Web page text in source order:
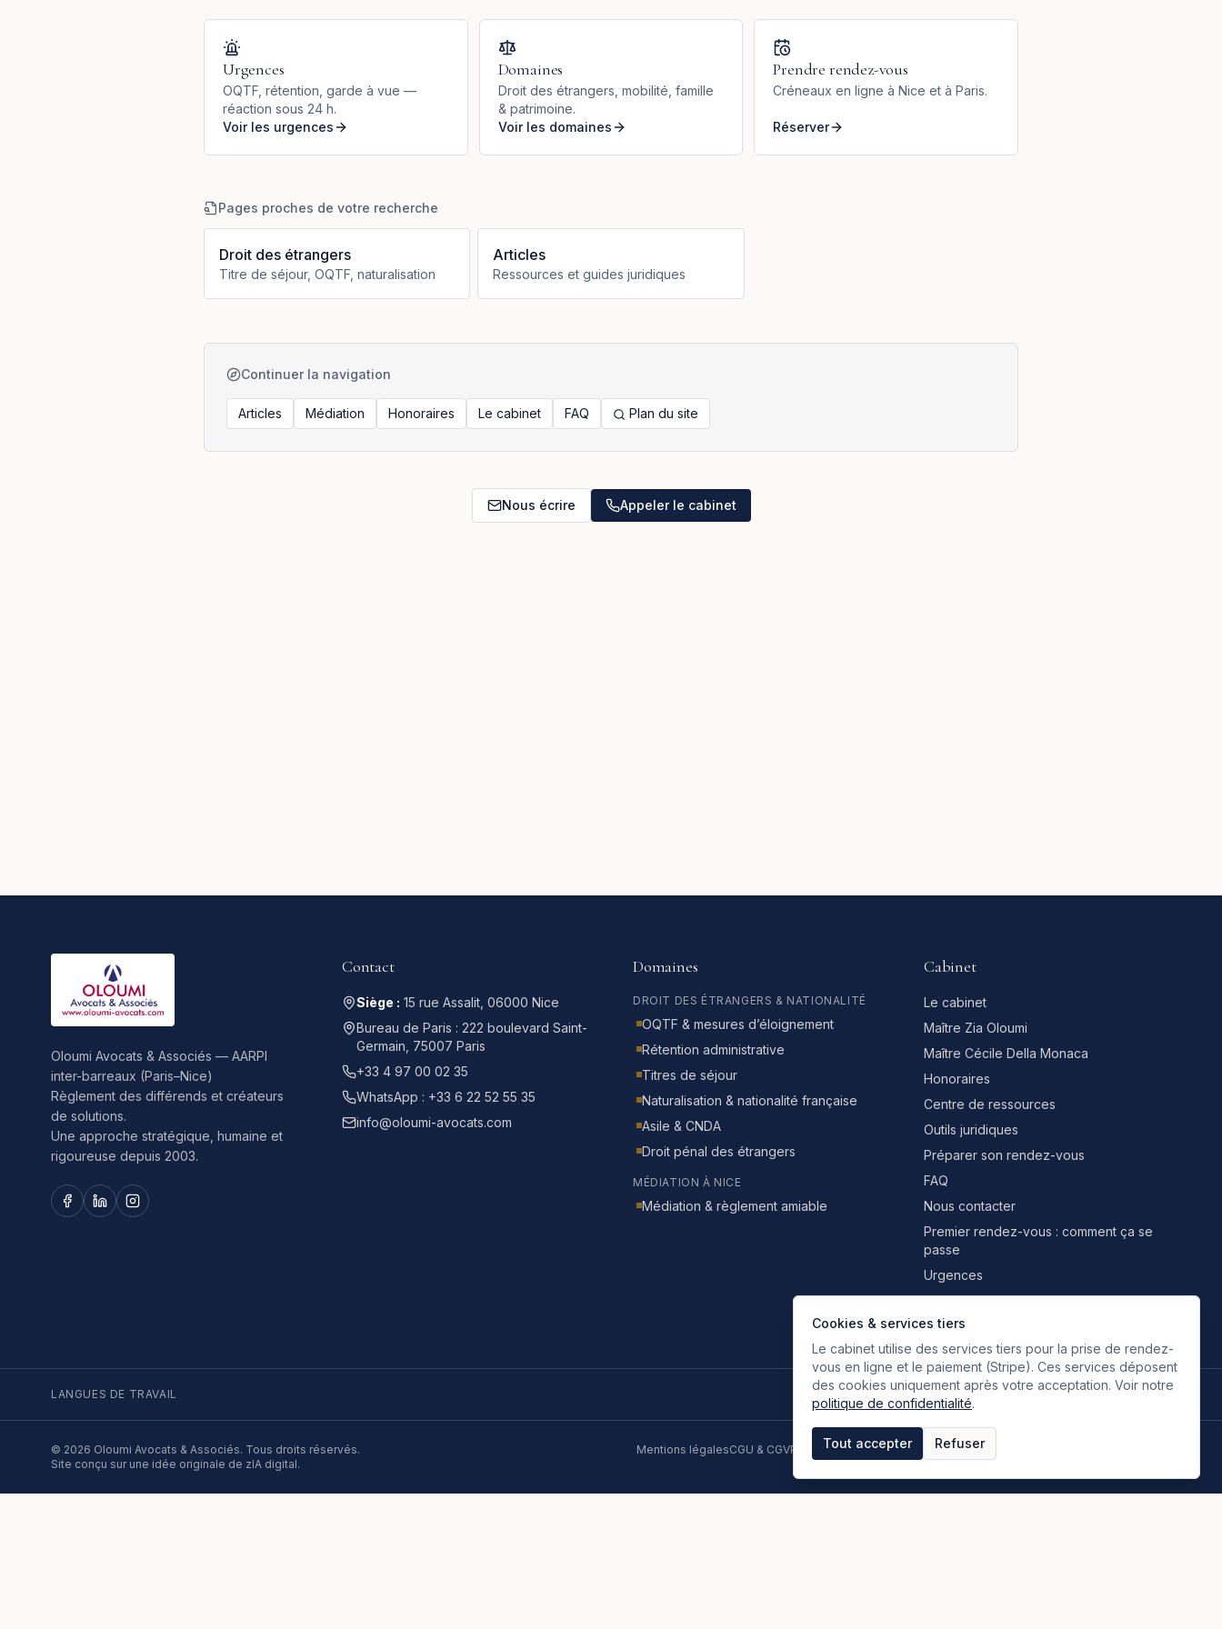
Cookies & services tiers
Le cabinet utilise des services tiers pour la prise de rendez-
vous en ligne et le paiement (Stripe). Ces services déposent
des cookies uniquement après votre acceptation. Voir notre
politique de confidentialité.
Tout accepter Refuser
Urgences
OQTF, rétention, garde à vue —
réaction sous 24 h.
Voir les urgences
Domaines
Droit des étrangers, mobilité, famille
& patrimoine.
Voir les domaines
Prendre rendez-vous
Créneaux en ligne à Nice et à Paris.
Réserver
Pages proches de votre recherche
Droit des étrangers
Titre de séjour, OQTF, naturalisation
Articles
Ressources et guides juridiques
Continuer la navigation
Articles Médiation Honoraires Le cabinet FAQ Plan du site
Nous écrire Appeler le cabinet
Oloumi Avocats & Associés — AARPI
inter-barreaux (Paris–Nice)
Règlement des différends et créateurs
de solutions.
Une approche stratégique, humaine et
rigoureuse depuis 2003.
Contact
Siège : 15 rue Assalit, 06000 Nice
Bureau de Paris : 222 boulevard Saint-
Germain, 75007 Paris
+33 4 97 00 02 35
WhatsApp : +33 6 22 52 55 35
info@oloumi-avocats.com
Domaines
DROIT DES ÉTRANGERS & NATIONALITÉ
OQTF & mesures d’éloignement
Rétention administrative
Titres de séjour
Naturalisation & nationalité française
Asile & CNDA
Droit pénal des étrangers
MÉDIATION À NICE
Médiation & règlement amiable
Cabinet
Le cabinet
Maître Zia Oloumi
Maître Cécile Della Monaca
Honoraires
Centre de ressources
Outils juridiques
Préparer son rendez-vous
FAQ
Nous contacter
Premier rendez-vous : comment ça se
passe
Urgences
Professionnels & partenaires
LANGUES DE TRAVAIL 🇫🇷
Français
FR 🇬🇧
AnglaisEN 🇮🇹IT🇪🇸ES🇷🇺 RU🇮🇷FA
© 2026 Oloumi Avocats & Associés. Tous droits réservés.
Site conçu sur une idée originale de zIA digital.
Mentions légalesCGU & CGVPolitique de confidentialité Espace clients